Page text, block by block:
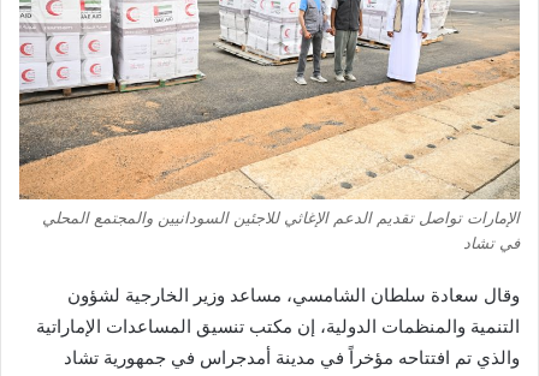
الإمارات تواصل تقديم الدعم الإغاثي للاجئين السودانيين والمجتمع المحلي
في تشاد
وقال سعادة سلطان الشامسي، مساعد وزير الخارجية لشؤون
التنمية والمنظمات الدولية، إن مكتب تنسيق المساعدات الإماراتية
والذي تم افتتاحه مؤخراً في مدينة أمدجراس في جمهورية تشاد